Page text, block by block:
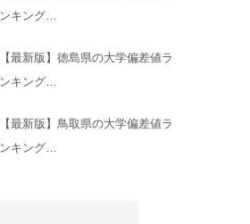
ンキング…
【最新版】徳島県の大学偏差値ラ
ンキング…
【最新版】鳥取県の大学偏差値ラ
ンキング…